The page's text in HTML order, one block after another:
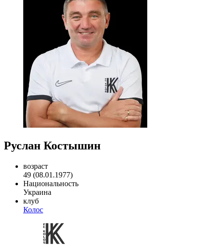
Руслан Костышин
возраст
49 (08.01.1977)
Национальность
Украина
клуб
Колос